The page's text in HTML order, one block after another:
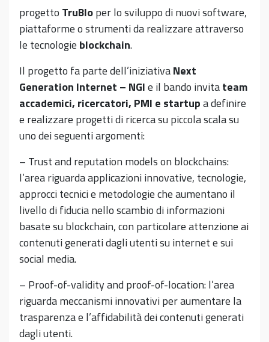
progetto TruBloper lo sviluppo di nuovi software,
piattaforme o strumenti da realizzare attraverso
le tecnologie blockchain.
Il progetto fa parte dell’iniziativaNext
Generation Internet – NGIe il bando invitateam
accademici, ricercatori, PMI e startupa definire
e realizzare progetti di ricerca su piccola scala su
uno dei seguenti argomenti:
– Trust and reputation models on blockchains:
l’area riguarda applicazioni innovative, tecnologie,
approcci tecnici e metodologie che aumentano il
livello di fiducia nello scambio di informazioni
basate su blockchain, con particolare attenzione ai
contenuti generati dagli utenti su internet e sui
social media.
– Proof-of-validity and proof-of-location: l’area
riguarda meccanismi innovativi per aumentare la
trasparenza e l’affidabilità dei contenuti generati
dagli utenti.